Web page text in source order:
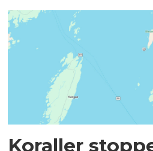
Koraller